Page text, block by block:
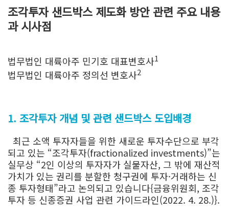
조각투자 샌드박스 제도화 방안 관련 주요 내용
과 시사점
법무법인 대륙아주 민기호 대표변호사1
법무법인 대륙아주 정의선 변호사2
1. 조각투자 개념 및 관련 샌드박스 도입배경
최근 소액 투자자들을 위한 새로운 투자수단으로 부각
되고 있는 “조각투자(fractionalized investments)”는
실무상 “2인 이상의 투자자가 실물자산, 그 밖에 재산적
가치가 있는 권리를 분할한 청구권에 투자·거래하는 신
종 투자형태”라고 논의되고 있습니다{금융위원회, 조각
투자 등 신종증권 사업 관련 가이드라인(2022. 4. 28.)}.